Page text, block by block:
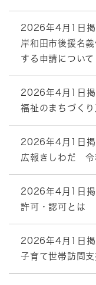
2026年4月1日
岸和田市後援名
する申請について
2026年4月1日
福祉のまちづく
2026年4月1日
広報きしわだ
2026年4月1日
許可・認可とは
2026年4月1日
子育て世帯訪問